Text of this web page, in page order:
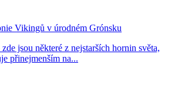
Vikingů v úrodném Grónsku
jsou některé z nejstarších hornin světa,
přinejmenším na...